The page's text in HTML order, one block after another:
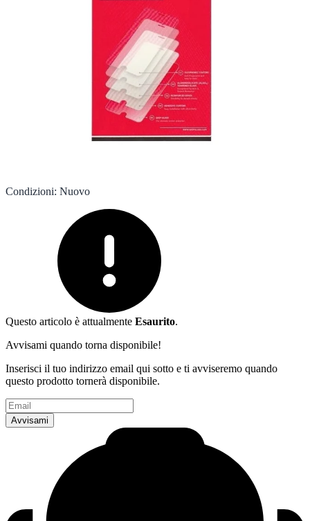
Condizioni: Nuovo
Questo articolo è attualmente Esaurito.
Avvisami quando torna disponibile!
Inserisci il tuo indirizzo email qui sotto e ti avviseremo quando
questo prodotto tornerà disponibile.
Indirizzo Email
Avvisami